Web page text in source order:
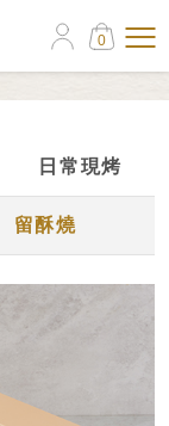
0
日常現烤
留酥燒